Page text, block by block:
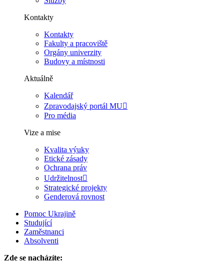
Kontakty
Kontakty
Fakulty a pracoviště
Orgány univerzity
Budovy a místnosti
Aktuálně
Kalendář
Zpravodajský portál MU
Pro média
Vize a mise
Kvalita výuky
Etické zásady
Ochrana práv
Udržitelnost
Strategické projekty
Genderová rovnost
Pomoc Ukrajině
Studující
Zaměstnanci
Absolventi
Zde se nacházíte: